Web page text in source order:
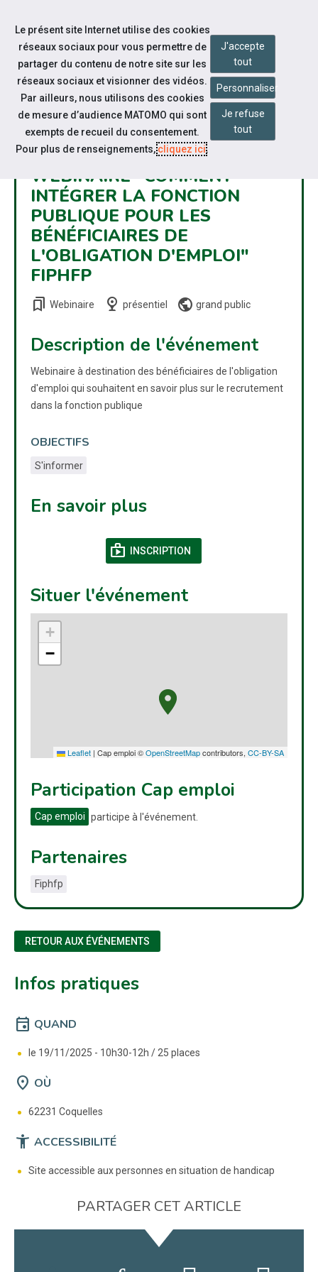
Aller au contenu
WEBINAIRE "COMMENT
INTÉGRER LA FONCTION
PUBLIQUE POUR LES
BÉNÉFICIAIRES DE
L'OBLIGATION D'EMPLOI"
FIPHFP
bookmarks Webinaire nest_cam_indoor présentiel public grand public
Description de l'événement
Webinaire à destination des bénéficiaires de l'obligation
d'emploi qui souhaitent en savoir plus sur le recrutement
dans la fonction publique
OBJECTIFS
S'informer
En savoir plus
shop INSCRIPTION
Situer l'événement
+
−
Leaflet | Cap emploi ©OpenStreetMapcontributors, CC-BY-SA
Participation Cap emploi
Cap emploi participe à l'événement.
Partenaires
Fiphfp
RETOUR AUX ÉVÉNEMENTS
Infos pratiques
event QUAND
le 19/11/2025 - 10h30-12h / 25 places
location_on OÙ
62231 Coquelles
accessibility_new ACCESSIBILITÉ
Site accessible aux personnes en situation de handicap
PARTAGER CET ARTICLE
Le présent site Internet utilise des cookies
réseaux sociaux pour vous permettre de
partager du contenu de notre site sur les
réseaux sociaux et visionner des vidéos.
Par ailleurs, nous utilisons des cookies
de mesure d’audience MATOMO qui sont
exempts de recueil du consentement.
Pour plus de renseignements,cliquez ici.
J'accepte
tout
Personnaliser
Je refuse
tout